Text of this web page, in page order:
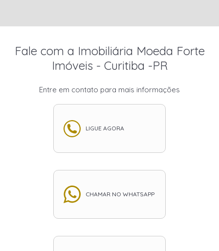
Fale com a Imobiliária Moeda Forte
Imóveis - Curitiba -PR
Entre em contato para mais informações
LIGUE AGORA
CHAMAR NO WHATSAPP